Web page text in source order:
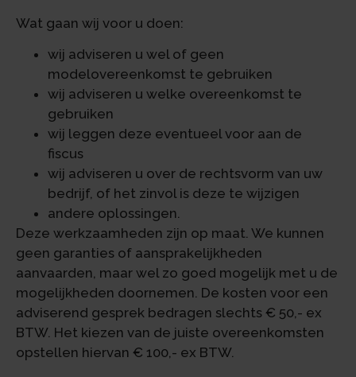
Wat gaan wij voor u doen:
wij adviseren u wel of geen
modelovereenkomst te gebruiken
wij adviseren u welke overeenkomst te
gebruiken
wij leggen deze eventueel voor aan de
fiscus
wij adviseren u over de rechtsvorm van uw
bedrijf, of het zinvol is deze te wijzigen
andere oplossingen.
Deze werkzaamheden zijn op maat. We kunnen
geen garanties of aansprakelijkheden
aanvaarden, maar wel zo goed mogelijk met u de
mogelijkheden doornemen. De kosten voor een
adviserend gesprek bedragen slechts € 50,- ex
BTW. Het kiezen van de juiste overeenkomsten
opstellen hiervan € 100,- ex BTW.